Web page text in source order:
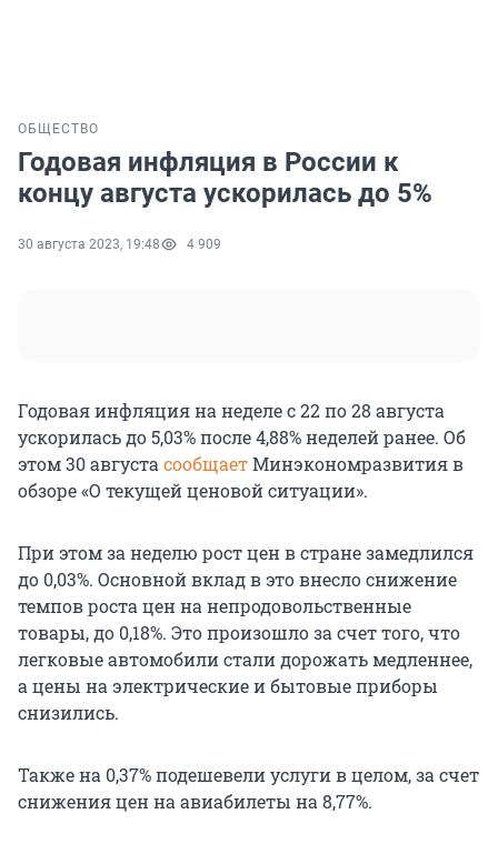
ОБЩЕСТВО
Годовая инфляция в России к
концу августа ускорилась до 5%
30 августа 2023, 19:48 4 909
Годовая инфляция на неделе с 22 по 28 августа
ускорилась до 5,03% после 4,88% неделей ранее. Об
этом 30 августа сообщаетМинэкономразвития в
обзоре «О текущей ценовой ситуации».
При этом за неделю рост цен в стране замедлился
до 0,03%. Основной вклад в это внесло снижение
темпов роста цен на непродовольственные
товары, до 0,18%. Это произошло за счет того, что
легковые автомобили стали дорожать медленнее,
а цены на электрические и бытовые приборы
снизились.
Также на 0,37% подешевели услуги в целом, за счет
снижения цен на авиабилеты на 8,77%.